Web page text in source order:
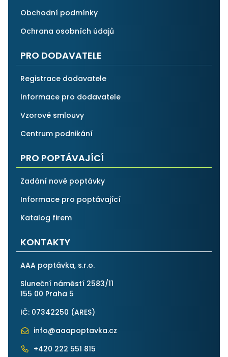
Obchodní podmínky
Ochrana osobních údajů
PRO DODAVATELE
Registrace dodavatele
Informace pro dodavatele
Vzorové smlouvy
Centrum podnikání
PRO POPTÁVAJÍCÍ
Zadání nové poptávky
Informace pro poptávající
Katalog firem
KONTAKTY
AAA poptávka, s.r.o.
Sluneční náměstí 2583/11
155 00 Praha 5
IČ: 07342250 (ARES)
info@aaapoptavka.cz
+420 222 551 815